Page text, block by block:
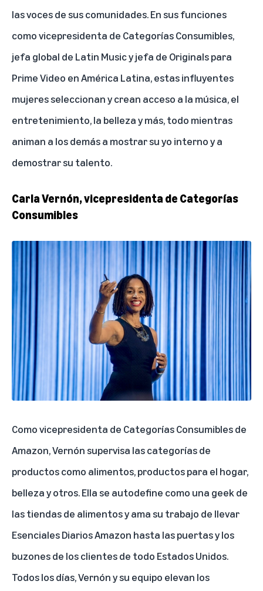
las voces de sus comunidades. En sus funciones
como vicepresidenta de Categorías Consumibles,
jefa global de Latin Music y jefa de Originals para
Prime Video en América Latina, estas influyentes
mujeres seleccionan y crean acceso a la música, el
entretenimiento, la belleza y más, todo mientras
animan a los demás a mostrar su yo interno y a
demostrar su talento.
Carla Vernón, vicepresidenta de Categorías
Consumibles
Como vicepresidenta de Categorías Consumibles de
Amazon, Vernón supervisa las categorías de
productos como alimentos, productos para el hogar,
belleza y otros. Ella se autodefine como una geek de
las tiendas de alimentos y ama su trabajo de llevar
Esenciales Diarios Amazon hasta las puertas y los
buzones de los clientes de todo Estados Unidos.
Todos los días, Vernón y su equipo elevan los